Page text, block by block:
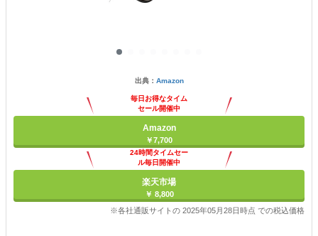
出典： Amazon
毎日お得なタイム
セール開催中
Amazon
￥7,700
24時間タイムセー
ル毎日開催中
楽天市場
￥ 8,800
※各社通販サイトの 2025年05月28日時点 での税込価格